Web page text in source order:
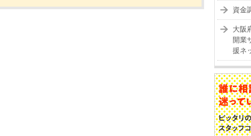
資金
大阪
開業
援ネ